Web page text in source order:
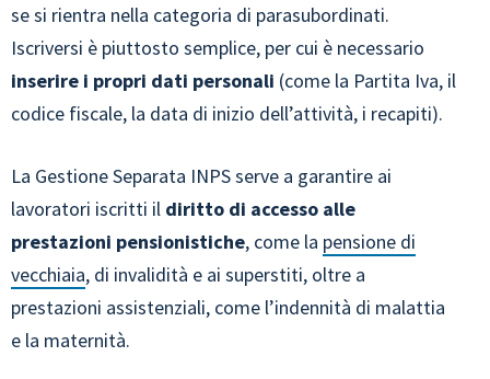
se si rientra nella categoria di parasubordinati.
Iscriversi è piuttosto semplice, per cui è necessario
inserire i propri dati personali (come la Partita Iva, il
codice fiscale, la data di inizio dell’attività, i recapiti).
La Gestione Separata INPS serve a garantire ai
lavoratori iscritti il diritto di accesso alle
prestazioni pensionistiche, come la pensione di
vecchiaia, di invalidità e ai superstiti, oltre a
prestazioni assistenziali, come l’indennità di malattia
e la maternità.